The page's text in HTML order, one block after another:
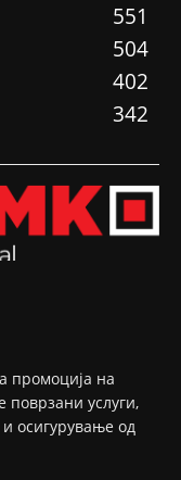
551
504
402
342
промоција на
поврзани услуги,
осигурување од